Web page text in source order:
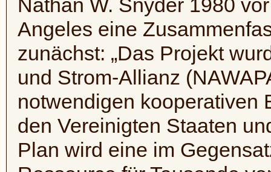
Nathan W. Snyder 1980
Angeles eine
zunächst: „Das Projekt
und Strom-Allianz (
notwendigen kooperativen
den Vereinigten Staaten
Plan wird eine im